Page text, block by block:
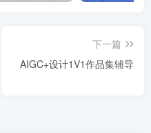
下一篇
AIGC+设计1V1作品集辅导